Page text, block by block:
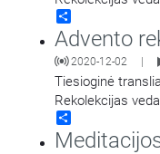
Advento
2020-12-02
Tiesioginė
Rekolekcijas
Kėvalas.